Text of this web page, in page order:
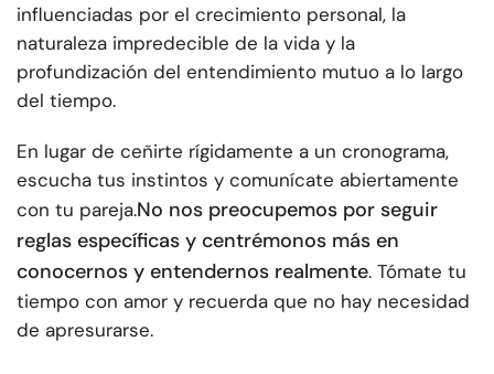
influenciadas por el crecimiento personal, la
naturaleza impredecible de la vida y la
profundización del entendimiento mutuo a lo largo
del tiempo.
En lugar de ceñirte rígidamente a un cronograma,
escucha tus instintos y comunícate abiertamente
con tu pareja.No nos preocupemos por seguir
reglas específicas y centrémonos más en
conocernos y entendernos realmente. Tómate tu
tiempo con amor y recuerda que no hay necesidad
de apresurarse.